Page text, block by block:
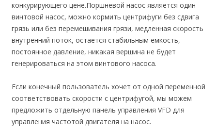
конкурирующего цене.Поршневой насос является один
винтовой насос, можно кормить центрифуги без сдвига
грязь или без перемешивания грязи, медленная скорость
внутренний поток, остается стабильным емкость,
постоянное давление, никакая вершина не будет
генерироваться на этом винтового насоса.
Если конечный пользователь хочет от одной переменной
соответствовать скорости с центрифугой, мы можем
предложить отдельную панель управления VFD для
управления частотой двигателя на насос.